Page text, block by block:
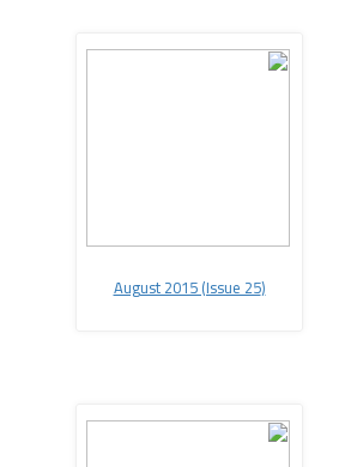
(August 2015 (Issue 25